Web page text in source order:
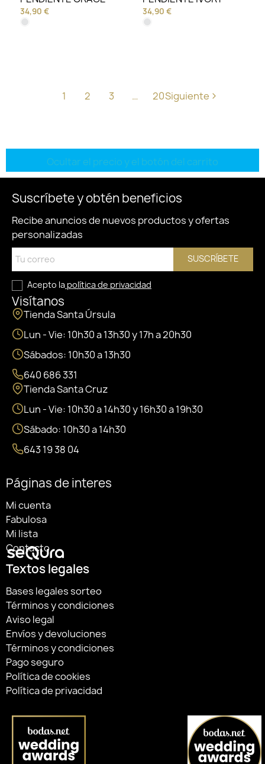
34,90 € 34,90 €
1 2 3 … 20Siguiente
Ocultar el precio y el botón del carrito
Suscríbete y obtén beneficios
Recibe anuncios de nuevos productos y ofertas
personalizadas
SUSCRÍBETE
Acepto la política de privacidad
Visítanos
Tienda Santa Úrsula
Lun - Vie: 10h30 a 13h30 y 17h a 20h30
Sábados: 10h30 a 13h30
640 686 331
Tienda Santa Cruz
Lun - Vie: 10h30 a 14h30 y 16h30 a 19h30
Sábado: 10h30 a 14h30
643 19 38 04
Páginas de interes
Mi cuenta
Fabulosa
Mi lista
Contacto
Textos legales
Bases legales sorteo
Términos y condiciones
Aviso legal
Envíos y devoluciones
Términos y condiciones
Pago seguro
Política de cookies
Política de privacidad